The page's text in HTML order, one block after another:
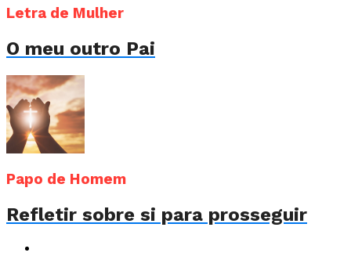
Letra de Mulher
O meu outro Pai
Papo de Homem
Refletir sobre si para prosseguir